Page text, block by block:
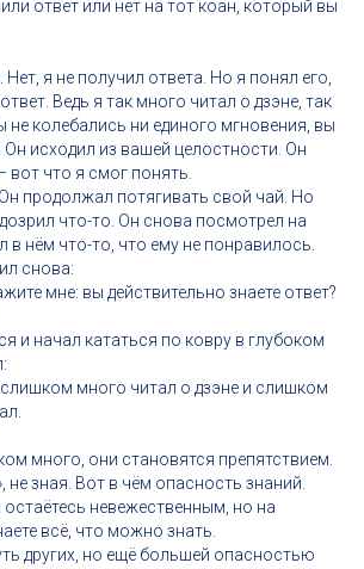
ответ или нет на тот коан, который вы
Нет, я не получил ответа. Но я понял его,
Ведь я так много читал о дзэне, так
колебались ни единого мгновения, вы
Он исходил из вашей целостности. Он
вот что я смог понять.
продолжал потягивать свой чай. Но
что-то. Он снова посмотрел на
в нём что-то, что ему не понравилось.
снова:
мне: вы действительно знаете ответ?
и начал кататься по ковру в глубоком
много читал о дзэне и слишком
много, они становятся препятствием.
не зная. Вот в чём опасность знаний.
остаётесь невежественным, но на
всё, что можно знать.
других, но ещё большей опасностью